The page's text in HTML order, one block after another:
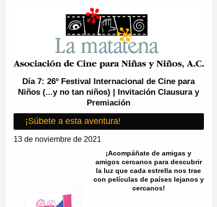
Día 7: 26º Festival Internacional de Cine para
Niños (...y no tan niños) | Invitación Clausura y
Premiación
¡Súbete a esta aventura!
13 de noviembre de 2021
¡Acompáñate de amigas y
amigos cercanos para descubrir
la luz que cada estrella nos trae
con películas de países lejanos y
cercanos!